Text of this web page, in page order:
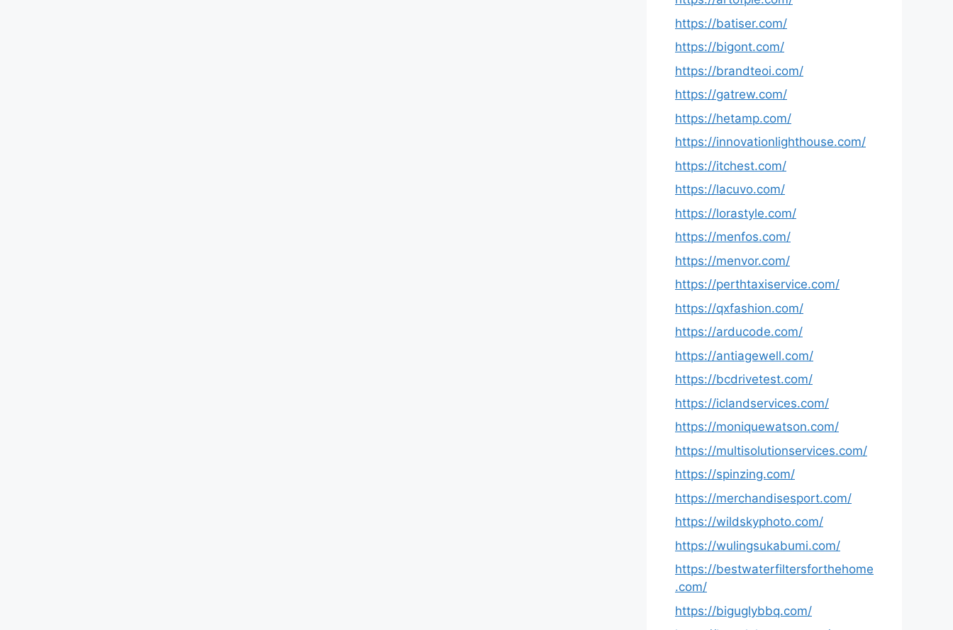
https://batiser.com/
https://bigont.com/
https://brandteoi.com/
https://gatrew.com/
https://hetamp.com/
https://innovationlighthouse.com/
https://itchest.com/
https://lacuvo.com/
https://lorastyle.com/
https://menfos.com/
https://menvor.com/
https://perthtaxiservice.com/
https://qxfashion.com/
https://arducode.com/
https://antiagewell.com/
https://bcdrivetest.com/
https://iclandservices.com/
https://moniquewatson.com/
https://multisolutionservices.com/
https://spinzing.com/
https://merchandisesport.com/
https://wildskyphoto.com/
https://wulingsukabumi.com/
https://bestwaterfiltersforthehome
.com/
https://biguglybbq.com/